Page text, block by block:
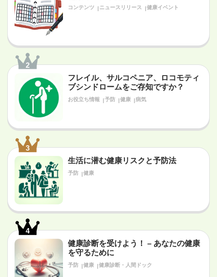
コンテンツ ニュースリリース 健康イベント
2
フレイル、サルコペニア、ロコモティ
ブシンドロームをご存知ですか？
お役立ち情報 予防 健康 病気
3
生活に潜む健康リスクと予防法
予防 健康
4
健康診断を受けよう！ – あなたの健康
を守るために
予防 健康 健康診断・人間ドック